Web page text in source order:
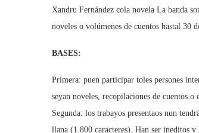
Xandru Fernández cola novela La banda
noveles o volúmenes de cuentos hastal 30
BASES:
Primera: puen participar toles persones
seyan noveles, recopilaciones de cuentos
Segunda: los trabayos presentaos nun
llana (1.800 caracteres). Han ser ineditos